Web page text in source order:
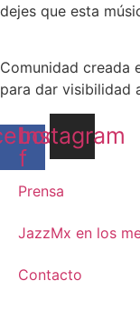
dejes que esta
Comunidad creada
para dar visibilidad
f
Instagram
Prensa
JazzMx en los
Contacto